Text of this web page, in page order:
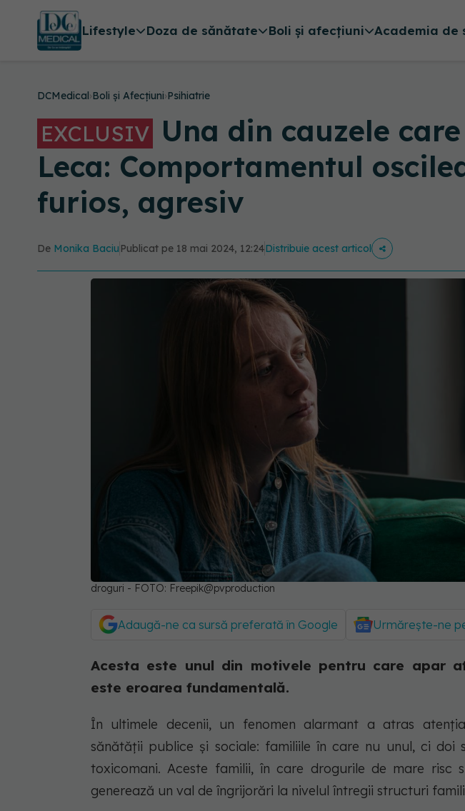
Lifestyle Doza de sănătate Boli și afecțiuni Academia de
DCMedical›Boli și Afecțiuni›Psihiatrie
EXCLUSIV Una din cauzele
Leca: Comportamentul
furios, agresiv
De Monika Baciu Publicat pe 18 mai 2024, 12:24Distribuie acest articol
droguri - FOTO: Freepik@pvproduction
Adaugă-ne ca sursă preferată în Google Urmărește-ne
Acesta este unul din motivele pentru care apar
este eroarea fundamentală.
În ultimele decenii, un fenomen alarmant a atras
sănătății publice și sociale: familiile în care nu unul, ci doi
toxicomani. Aceste familii, în care drogurile de mare risc
generează un val de îngrijorări la nivelul întregii structuri